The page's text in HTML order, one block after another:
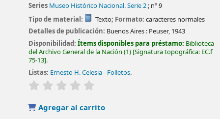
Series Museo Histórico Nacional. Serie 2; nº 9
Tipo de material:
Texto; Formato: caracteres normales
Detalles de publicación: Buenos Aires : Peuser, 1943
Disponibilidad:Ítems disponibles para préstamo: Biblioteca
del Archivo General de la Nación (1) Signatura topográfica: EC.f
75-13 .
Listas: Ernesto H. Celesia - Folletos.
valoración
Agregar al carrito